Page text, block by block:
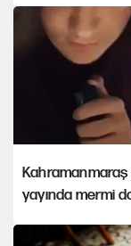
Kahramanmaraş
yayında mermi